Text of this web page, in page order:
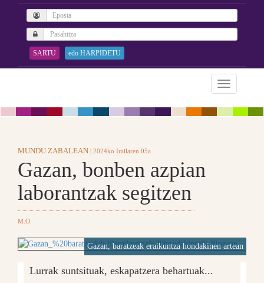
SARTU edo HARPIDETU
MUNDU ZABALEAN | 2024ko Irailaren 05a
Gazan, bonben azpian
laborantzak segitzen
M.O.
Gazan, baratzeak eraikuntza hondakinen artean
Lurrak suntsituak, eskapatzera behartuak...